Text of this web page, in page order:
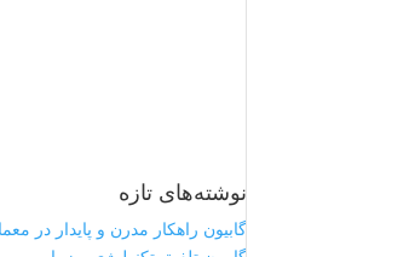
نوشته‌های تازه
گابیون راهکار مدرن و پایدار در